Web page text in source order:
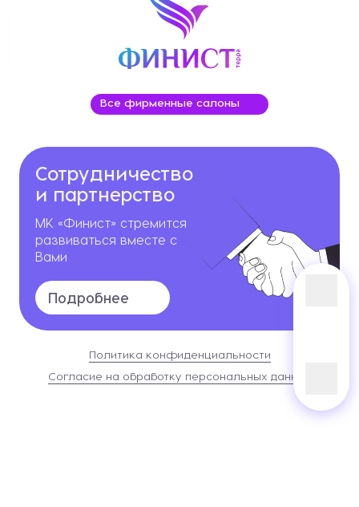
Все фирменные салоны
Сотрудничество
и партнерство
МК «Финист» стремится
развиваться вместе с
Вами
Подробнее
Политика конфиденциальности
Согласие на обработку персональных данных